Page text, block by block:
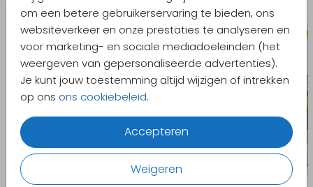
om een betere gebruikerservaring te bieden, ons
websiteverkeer en onze prestaties te analyseren en
voor marketing- en sociale mediadoeleinden (het
weergeven van gepersonaliseerde advertenties).
Je kunt jouw toestemming altijd wijzigen of intrekken
op ons ons cookiebeleid.
Accepteren
Weigeren